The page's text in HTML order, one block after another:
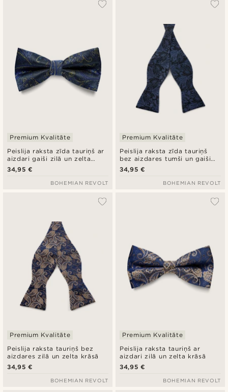
Peislija raksta zīda tauriņš ar
aizdari gaiši zilā un zelta
krāsā
Premium Kvalitāte
34,95 €
BOHEMIAN REVOLT
Peislija raksta zīda tauriņš
bez aizdares tumši un gaiši
zilā krāsā
Premium Kvalitāte
34,95 €
BOHEMIAN REVOLT
Peislija raksta tauriņš bez
aizdares zilā un zelta krāsā
Premium Kvalitāte
34,95 €
BOHEMIAN REVOLT
Peislija raksta tauriņš ar
aizdari zilā un zelta krāsā
Premium Kvalitāte
34,95 €
BOHEMIAN REVOLT